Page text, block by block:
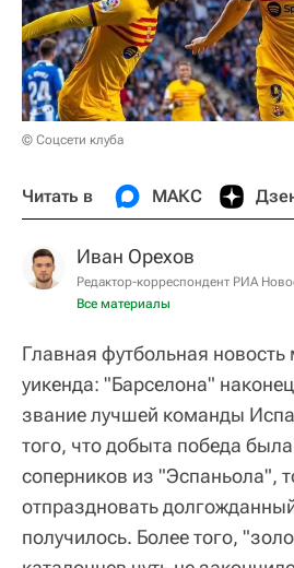
© Соцсети клуба
Читать в МАКС
Иван Орехов
Редактор-корреспондент РИА
Все материалы
Главная футбольная
уикенда: "Барселона"
звание лучшей команды
того, что добыта победа
соперников из "Эспаньола",
отпраздновать
получилось. Более того,